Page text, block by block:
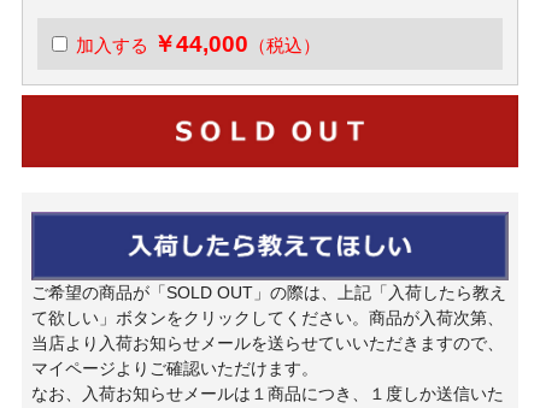
加入する ￥44,000 （税込）
ご希望の商品が「SOLD OUT」の際は、上記「入荷したら教え
て欲しい」ボタンをクリックしてください。商品が入荷次第、
当店より入荷お知らせメールを送らせていいただきますので、
マイページよりご確認いただけます。
なお、入荷お知らせメールは１商品につき、１度しか送信いた